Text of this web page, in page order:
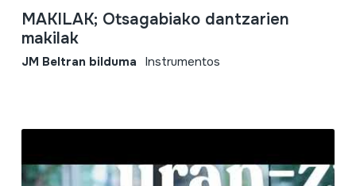
MAKILAK; Otsagabiako dantzarien
makilak
JM Beltran bilduma Instrumentos